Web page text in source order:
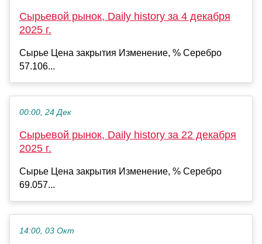
Сырьевой рынок, Daily history за 4 декабря
2025 г.
Сырье Цена закрытия Изменение, % Серебро
57.106...
00:00, 24 Дек
Сырьевой рынок, Daily history за 22 декабря
2025 г.
Сырье Цена закрытия Изменение, % Серебро
69.057...
14:00, 03 Окт